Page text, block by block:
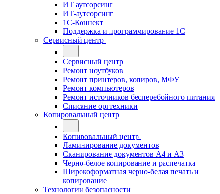
ИТ аутсорсинг
ИТ-аутсорсинг
1С-Коннект
Поддержка и программирование 1С
Сервисный центр
Сервисный центр
Ремонт ноутбуков
Ремонт принтеров, копиров, МФУ
Ремонт компьютеров
Ремонт источников бесперебойного питания
Списание оргтехники
Копировальный центр
Копировальный центр
Ламинирование документов
Сканирование документов А4 и А3
Черно-белое копирование и распечатка
Широкоформатная черно-белая печать и
копирование
Технологии безопасности